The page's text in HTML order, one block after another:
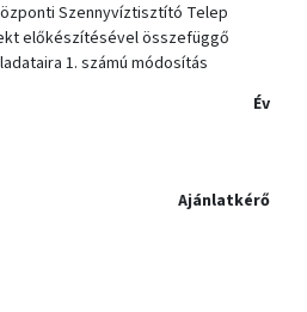
Szennyvíztisztító Telep
előkészítésével összefüggő
1. számú módosítás
Év
Ajánlatkérő